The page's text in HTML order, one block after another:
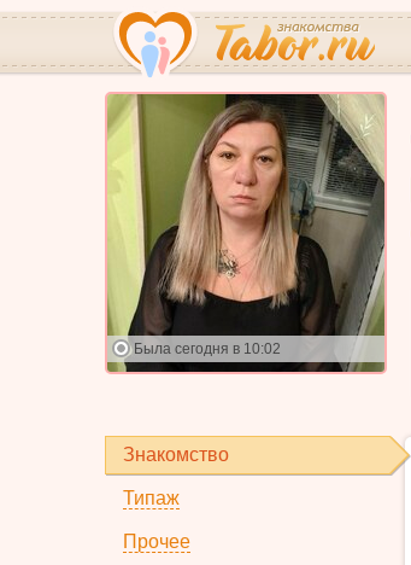
Была сегодня в 10:02
Знакомство
Типаж
Прочее